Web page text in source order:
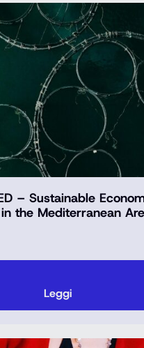
– Sustainable
the Mediterranean
Leggi